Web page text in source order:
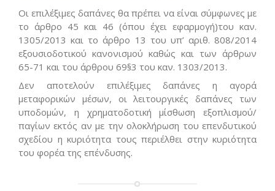
Οι επιλέξιμες δαπάνες θα πρέπει να είναι σύμφωνες με
το άρθρο 45 και 46 (όπου έχει εφαρμογή)του καν.
1305/2013 και το άρθρο 13 του υπ’ αριθ. 808/2014
εξουσιοδοτικού κανονισμού καθώς και των άρθρων
65-71 και του άρθρου 69§3 του καν. 1303/2013.
Δεν αποτελούν επιλέξιμες δαπάνες η αγορά
μεταφορικών μέσων, οι λειτουργικές δαπάνες των
υποδομών, η χρηματοδοτική μίσθωση εξοπλισμού/
παγίων εκτός αν με την ολοκλήρωση του επενδυτικού
σχεδίου η κυριότητα τους περιέλθει στην κυριότητα
του φορέα της επένδυσης.